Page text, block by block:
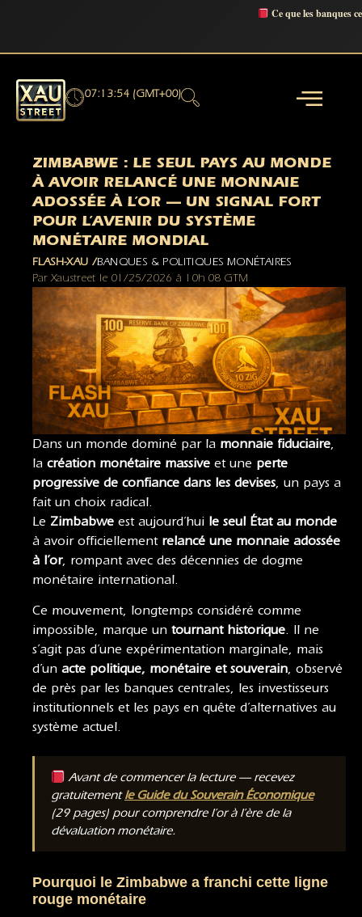
Ce que les banques
07:13:55 (GMT+00)
ZIMBABWE : LE SEUL PAYS AU MONDE
À AVOIR RELANCÉ UNE MONNAIE
ADOSSÉE À L’OR — UN SIGNAL FORT
POUR L’AVENIR DU SYSTÈME
MONÉTAIRE MONDIAL
FLASH-XAU /BANQUES & POLITIQUES MONÉTAIRES
Par Xaustreet le 01/25/2026 à 10h 08 GTM
Dans un monde dominé par la monnaie fiduciaire,
la création monétaire massive et une perte
progressive de confiance dans les devises, un pays a
fait un choix radical.
Le Zimbabwe est aujourd’hui le seul État au monde
à avoir officiellement relancé une monnaie adossée
à l’or, rompant avec des décennies de dogme
monétaire international.
Ce mouvement, longtemps considéré comme
impossible, marque un tournant historique. Il ne
s’agit pas d’une expérimentation marginale, mais
d’un acte politique, monétaire et souverain, observé
de près par les banques centrales, les investisseurs
institutionnels et les pays en quête d’alternatives au
système actuel.
Avant de commencer la lecture — recevez
gratuitementle Guide du Souverain Économique
(29 pages) pour comprendre l’or à l’ère de la
dévaluation monétaire.
Pourquoi le Zimbabwe a franchi cette ligne
rouge monétaire